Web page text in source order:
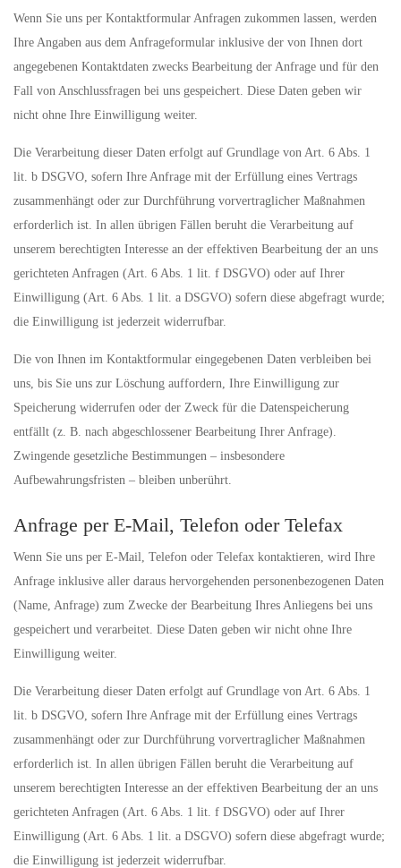
Wenn Sie uns per Kontaktformular Anfragen zukommen lassen, werden
Ihre Angaben aus dem Anfrageformular inklusive der von Ihnen dort
angegebenen Kontaktdaten zwecks Bearbeitung der Anfrage und für den
Fall von Anschlussfragen bei uns gespeichert. Diese Daten geben wir
nicht ohne Ihre Einwilligung weiter.
Die Verarbeitung dieser Daten erfolgt auf Grundlage von Art. 6 Abs. 1
lit. b DSGVO, sofern Ihre Anfrage mit der Erfüllung eines Vertrags
zusammenhängt oder zur Durchführung vorvertraglicher Maßnahmen
erforderlich ist. In allen übrigen Fällen beruht die Verarbeitung auf
unserem berechtigten Interesse an der effektiven Bearbeitung der an uns
gerichteten Anfragen (Art. 6 Abs. 1 lit. f DSGVO) oder auf Ihrer
Einwilligung (Art. 6 Abs. 1 lit. a DSGVO) sofern diese abgefragt wurde;
die Einwilligung ist jederzeit widerrufbar.
Die von Ihnen im Kontaktformular eingegebenen Daten verbleiben bei
uns, bis Sie uns zur Löschung auffordern, Ihre Einwilligung zur
Speicherung widerrufen oder der Zweck für die Datenspeicherung
entfällt (z. B. nach abgeschlossener Bearbeitung Ihrer Anfrage).
Zwingende gesetzliche Bestimmungen – insbesondere
Aufbewahrungsfristen – bleiben unberührt.
Anfrage per E-Mail, Telefon oder Telefax
Wenn Sie uns per E-Mail, Telefon oder Telefax kontaktieren, wird Ihre
Anfrage inklusive aller daraus hervorgehenden personenbezogenen Daten
(Name, Anfrage) zum Zwecke der Bearbeitung Ihres Anliegens bei uns
gespeichert und verarbeitet. Diese Daten geben wir nicht ohne Ihre
Einwilligung weiter.
Die Verarbeitung dieser Daten erfolgt auf Grundlage von Art. 6 Abs. 1
lit. b DSGVO, sofern Ihre Anfrage mit der Erfüllung eines Vertrags
zusammenhängt oder zur Durchführung vorvertraglicher Maßnahmen
erforderlich ist. In allen übrigen Fällen beruht die Verarbeitung auf
unserem berechtigten Interesse an der effektiven Bearbeitung der an uns
gerichteten Anfragen (Art. 6 Abs. 1 lit. f DSGVO) oder auf Ihrer
Einwilligung (Art. 6 Abs. 1 lit. a DSGVO) sofern diese abgefragt wurde;
die Einwilligung ist jederzeit widerrufbar.